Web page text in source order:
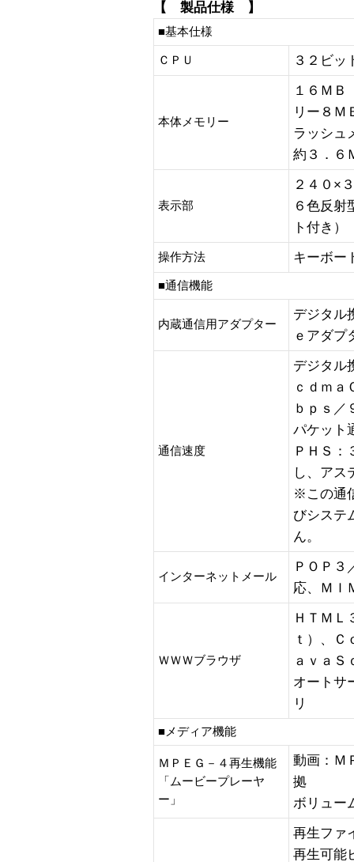
【 製品仕様 】
■基本仕様
ＣＰＵ ３２ビッ
本体メモリー
１６ＭＢ
リー８Ｍ
ラッシュ
約３．６
表示部
２４０×
６色反射
ト付き）
操作方法 キーボー
■通信機能
内蔵通信用アダプター
デジタル
ｅアダプ
通信速度
デジタル
ｃｄｍａ
ｂｐｓ／
パケット
ＰＨＳ：
し、アス
※この通
びシステ
ん。
インターネットメール
ＰＯＰ３
応、ＭＩ
ＷＷＷブラウザ
ＨＴＭＬ
ｔ）、
ａｖａＳ
オートサ
リ
■メディア機能
ＭＰＥＧ－４再生機能
「ムービープレーヤ
ー」
動画：Ｍ
拠
ボリュー
再生ファ
再生可能